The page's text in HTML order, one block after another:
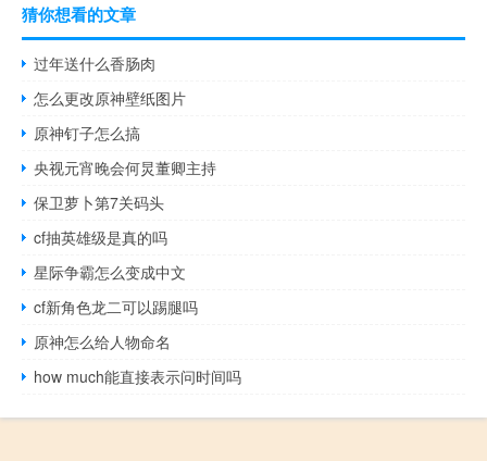
猜你想看的文章
过年送什么香肠肉
怎么更改原神壁纸图片
原神钉子怎么搞
央视元宵晚会何炅董卿主持
保卫萝卜第7关码头
cf抽英雄级是真的吗
星际争霸怎么变成中文
cf新角色龙二可以踢腿吗
原神怎么给人物命名
how much能直接表示问时间吗